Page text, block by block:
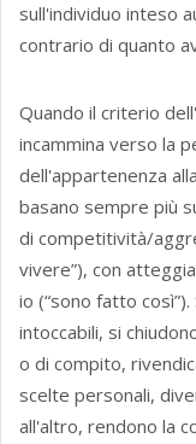
sull'individuo inteso
contrario di quanto
Quando il criterio
incammina verso la
dell'appartenenza
basano sempre più
di competitività/
vivere”), con
io (“sono fatto
intoccabili, si
o di compito,
scelte personali,
all'altro, rendono la